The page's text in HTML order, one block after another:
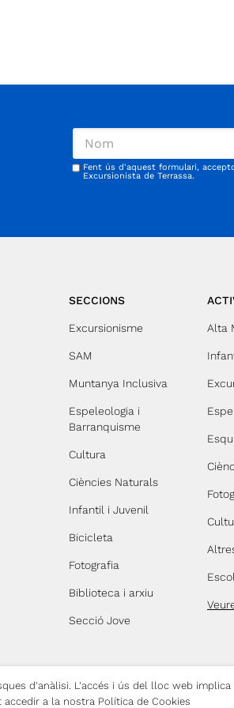
Fent ús d'aquest formulari,
Excursionista de Terrassa.
SECCIONS
Excursionisme
SAM
Muntanya Inclusiva
Espeleologia i
Barranquisme
Cultura
Ciències Naturals
Infantil i Juvenil
Bicicleta
Fotografia
Biblioteca i arxiu
Secció Jove
Alta
de Cookies Copyright © 2026 Centre
d'anàlisi. L'accés i ús del lloc web implica
a la nostra Política de Cookies